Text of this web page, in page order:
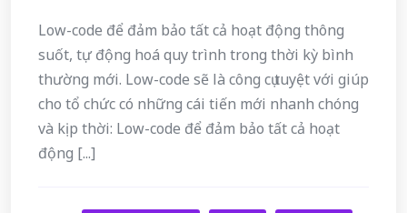
Low-code để đảm bảo tất cả hoạt động thông
suốt, tự động hoá quy trình trong thời kỳ bình
thường mới. Low-code sẽ là công cụ tuyệt với giúp
cho tổ chức có những cái tiến mới nhanh chóng
và kịp thời: Low-code để đảm bảo tất cả hoạt
động [...]